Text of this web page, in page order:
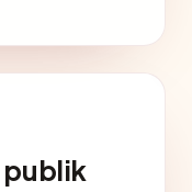
publik